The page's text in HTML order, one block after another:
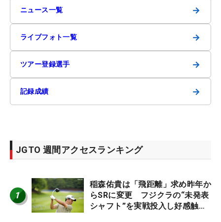
ニュース一覧 →
ライブフォト一覧 →
ツアー登録選手 →
記録成績 →
JGTO 週間アクセスランキング
1
稲森佑貴は「飛距離」求め昨年か
らSRに変更 フジクラの“未発表
シャフト”を実戦投入し好感触